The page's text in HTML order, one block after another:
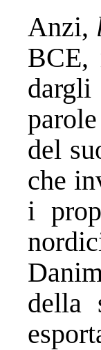
Anzi,
BCE,
del
che
i
della